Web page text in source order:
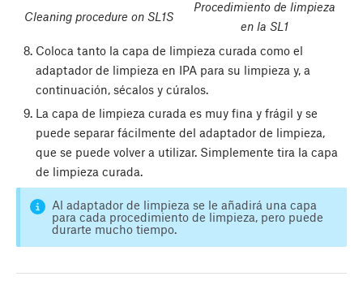
Cleaning procedure on SL1S
Procedimiento de limpieza
en la SL1
Coloca tanto la capa de limpieza curada como el
adaptador de limpieza en IPA para su limpieza y, a
continuación, sécalos y cúralos.
La capa de limpieza curada es muy fina y frágil y se
puede separar fácilmente del adaptador de limpieza,
que se puede volver a utilizar. Simplemente tira la capa
de limpieza curada.
Al adaptador de limpieza se le añadirá una capa
para cada procedimiento de limpieza, pero puede
durarte mucho tiempo.